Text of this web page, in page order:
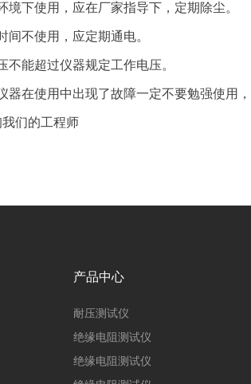
境下使用，应在厂家指导下，定期除尘。
间不使用，应定期通电。
不能超过仪器规定工作电压。
器在使用中出现了故障一定不要勉强使用
们的工程师
产品中心
耐压测试仪
绝缘电阻测试仪
绝缘电阻测试仪